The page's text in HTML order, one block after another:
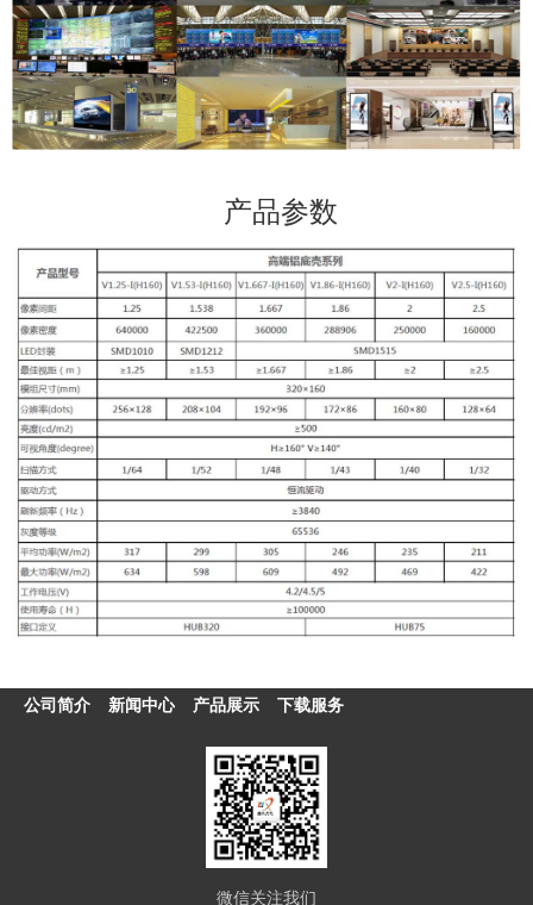
产品参数
公司简介 新闻中心 产品展示 下载服务
微信关注我们